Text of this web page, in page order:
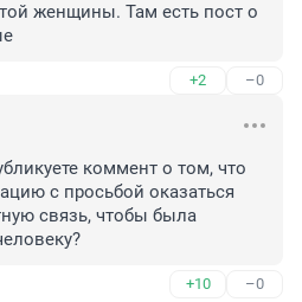
женщины. Там есть пост о
+2 –0
коммент о том, что
с просьбой оказаться
связь, чтобы была
+10 –0